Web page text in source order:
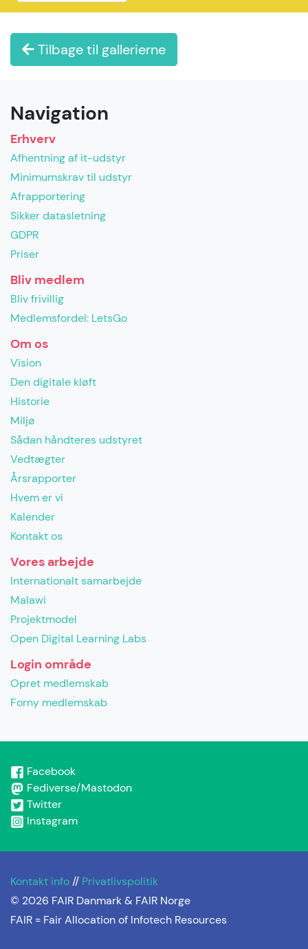
Tilbage til gallerierne
Navigation
Erhverv
Afhentning af it-udstyr
Minimumskrav til udstyr
Afrapportering
Sikker datasletning
GDPR
Priser
Bliv medlem
Bliv frivillig
Medlemsfordel: LetsGo
Om os
Vision
Den digitale kløft
Historie
Miljø
Sådan håndteres udstyret
Vedtægter
Årsrapporter
Hvem er vi
Kalender
Kontakt os
Vores arbejde
Internationalt samarbejde
Malawi
Projektmodel
Open Digital Learning Labs
Login område
Opret medlemskab
Forny medlemskab
Facebook
Fediverse/Mastodon
Twitter
Instagram
Kontakt info // Privatlivspolitik
© 2026 FAIR Danmark & FAIR Norge
FAIR = Fair Allocation of Infotech Resources